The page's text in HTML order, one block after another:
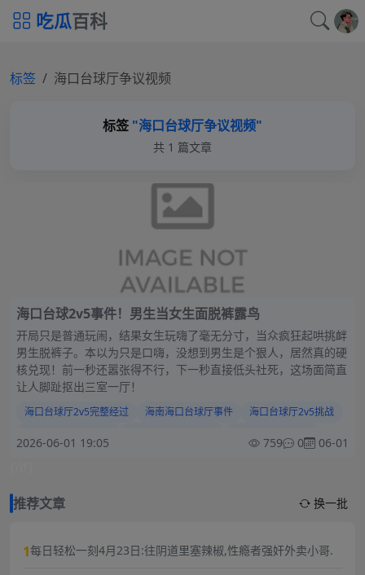
吃瓜百科
标签 海口台球厅争议视频
标签 "海口台球厅争议视频"
共 1 篇文章
海口台球2v5事件！男生当女生面脱裤露鸟
开局只是普通玩闹，结果女生玩嗨了毫无分寸，当众疯狂起哄挑衅
男生脱裤子。本以为只是口嗨，没想到男生是个狠人，居然真的硬
核兑现！前一秒还嚣张得不行，下一秒直接低头社死，这场面简直
让人脚趾抠出三室一厅！
海口台球厅2v5完整经过 海南海口台球厅事件
海口台球厅2v5挑战
2026-06-01 19:05 759 0 06-01
推荐文章
换一批
1每日轻松一刻4月23日:往阴道里塞辣椒,性瘾者强奸外卖小哥.